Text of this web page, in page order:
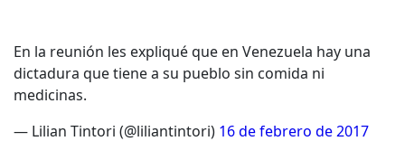
En la reunión les expliqué que en Venezuela hay una
dictadura que tiene a su pueblo sin comida ni
medicinas.
— Lilian Tintori (@liliantintori) 16 de febrero de 2017